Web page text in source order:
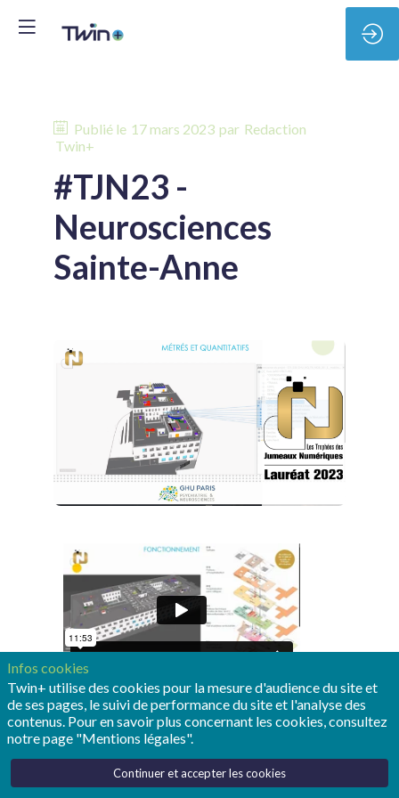
Publié le 17 mars 2023 par Redaction
Twin+
#TJN23 -
Neurosciences
Sainte-Anne
Le projet "Neurosciences Sainte Anne" est un centre
Infos cookies
Twin+ utilise des cookies pour la mesure d'audience du site et
de ses pages, le suivi de performance du site et l'analyse des
contenus. Pour en savoir plus concernant les cookies, consultez
notre page "Mentions légales".
Continuer et accepter les cookies